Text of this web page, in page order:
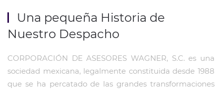
Una pequeña Historia de
Nuestro Despacho
CORPORACIÓN DE ASESORES WAGNER, S.C. es una
sociedad mexicana, legalmente constituida desde 1988
que se ha percatado de las grandes transformaciones